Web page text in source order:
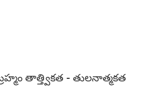
తాత్త్వికత – తులనాత్మకత